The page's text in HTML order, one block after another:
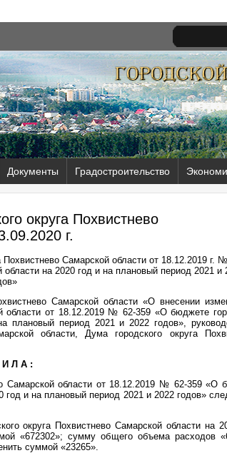
Документы Градостроительство
округа Похвистнево
г.
Самарской области от 18.12.2019 г.
на 2020 год и на плановый период 2021 и
Самарской области «О внесении
области от 18.12.2019 № 62-359 «О бюджете
плановый период 2021 и 2022 годов»,
области, Дума городского округа
Л А :
Самарской области от 18.12.2019 № 62-359 «О
год и на плановый период 2021 и 2022 годов»
округа Похвистнево Самарской области на
«672302»; сумму общего объема расходов
суммой «23265».